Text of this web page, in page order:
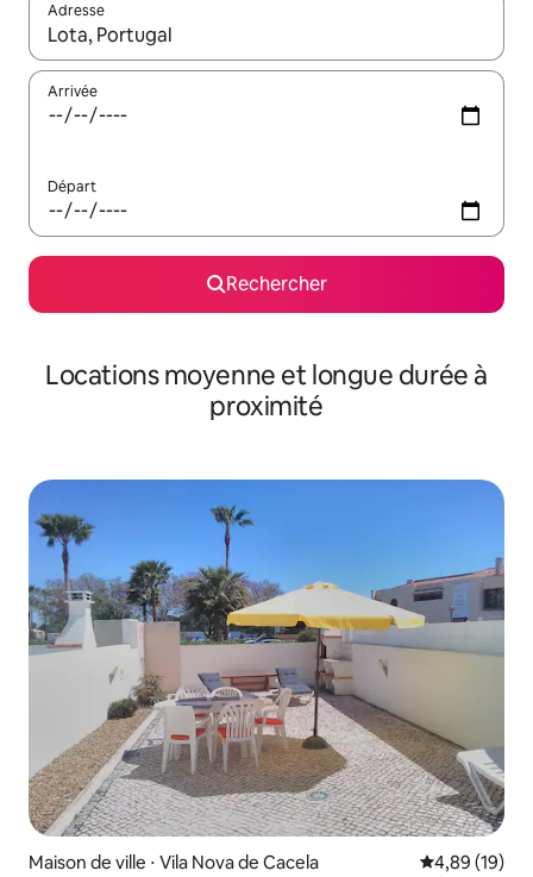
Adresse
Lorsque les résultats s'affichent, utilisez les flèches vers le
Arrivée
Départ
Rechercher
Locations moyenne et longue durée à
proximité
Maison de ville ⋅ Vila Nova de Cacela Évaluation
4,89 (19)